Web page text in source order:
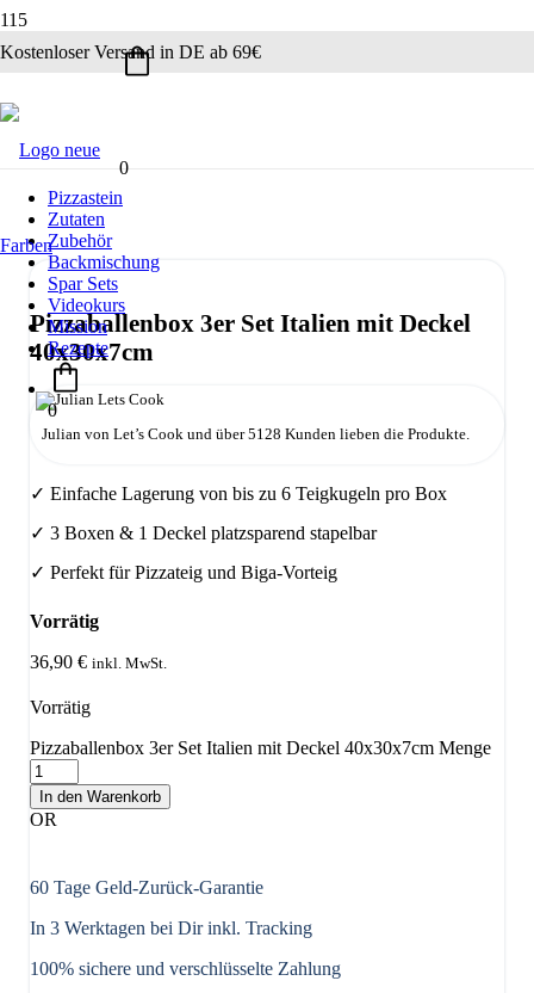
Kostenloser Versand in DE ab 69€
0
Pizzastein
Zutaten
Zubehör
Backmischung
Spar Sets
Videokurs
Mission
Rezepte
0
Pizzaballenbox 3er Set Italien mit Deckel
40x30x7cm
Julian von Let’s Cook und über 5128 Kunden lieben die Produkte.
✓ Einfache Lagerung von bis zu 6 Teigkugeln pro Box
✓ 3 Boxen & 1 Deckel platzsparend stapelbar
✓ Perfekt für Pizzateig und Biga-Vorteig
Vorrätig
36,90 € inkl. MwSt.
Vorrätig
Pizzaballenbox 3er Set Italien mit Deckel 40x30x7cm Menge
In den Warenkorb
OR
60 Tage Geld-Zurück-Garantie
In 3 Werktagen bei Dir inkl. Tracking
100% sichere und verschlüsselte Zahlung
ANGEBOT!
ANGEBOT!